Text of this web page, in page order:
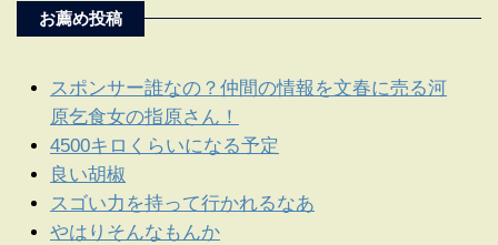
お薦め投稿
スポンサー誰なの？仲間の情報を文春に売る河
原乞食女の指原さん！
4500キロくらいになる予定
良い胡椒
スゴい力を持って行かれるなあ
やはりそんなもんか